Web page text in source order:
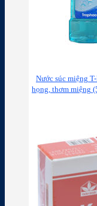
Nước súc miệng
họng, thơm miệng